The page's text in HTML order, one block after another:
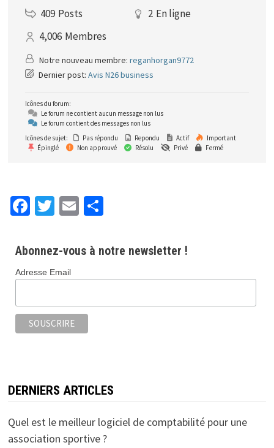
409 Posts 2 En ligne
4,006 Membres
Notre nouveau membre: reganhorgan9772
Dernier post: Avis N26 business
Icônes du forum:
Le forum ne contient aucun message non lus
Le forum contient des messages non lus
Icônes de sujet:
Pas répondu Repondu Actif
Important
Épinglé
Non approuvé Résolu Privé Fermé
Fa
b
o
o
k
T
tt
er
E
ai
P
ta
r
Abonnez-vous à notre newsletter !
Adresse Email
DERNIERS ARTICLES
Quel est le meilleur logiciel de comptabilité pour une
association sportive ?